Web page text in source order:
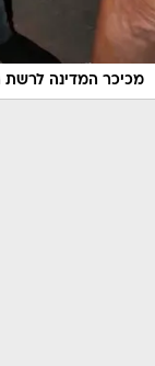
מכיכר המדינה לרשת